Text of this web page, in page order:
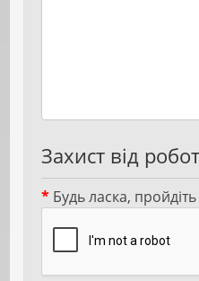
Захист від
Будь ласка,